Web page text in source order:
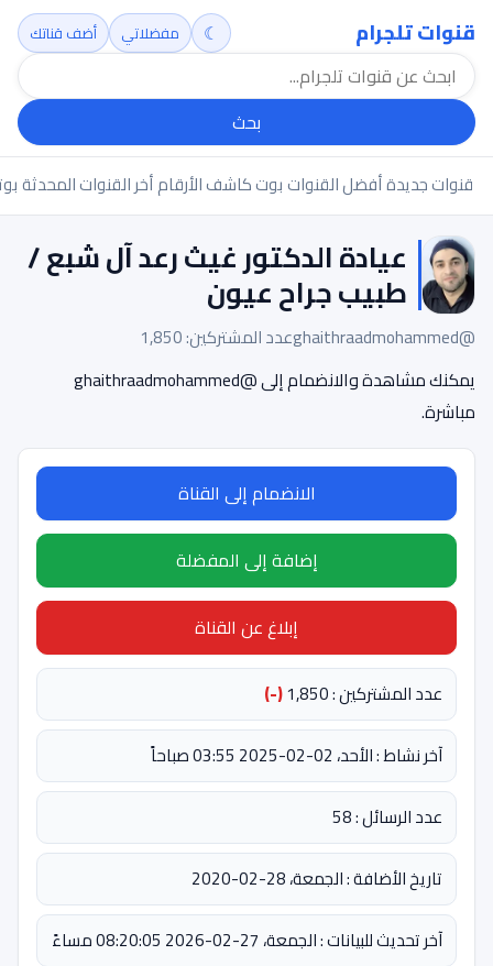
قنوات تلجرام
بحث
☾ مفضلاتي أضف قناتك
قنوات جديدةأفضل القنواتبوت كاشف الأرقامأخر القنوات المحدثة
عيادة الدكتور غيث رعد آل شبع /
طبيب جراح عيون
@ghaithraadmohammed
عدد المشتركين: 1,850
يمكنك مشاهدة والانضمام إلى @ghaithraadmohammed
مباشرة.
الانضمام إلى القناة
إضافة إلى المفضلة
إبلاغ عن القناة
عدد المشتركين : 1,850
(-)
آخر نشاط : الأحد، 02-02-2025 03:55 صباحاً
عدد الرسائل : 58
تاريخ الأضافة : الجمعة، 28-02-2020
آخر تحديث للبيانات : الجمعة، 27-02-2026 08:20:05 مساءً